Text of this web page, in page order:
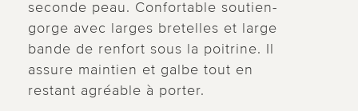
seconde peau. Confortable soutien-
gorge avec larges bretelles et large
bande de renfort sous la poitrine. Il
assure maintien et galbe tout en
restant agréable à porter.